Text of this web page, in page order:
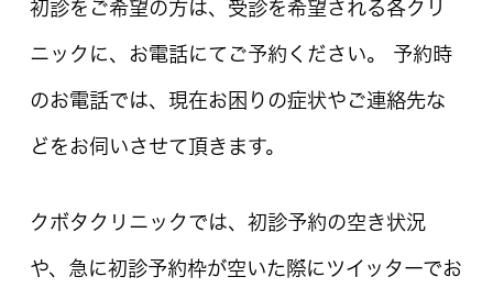
初診をご希望の方は、受診を希望される各クリ
ニックに、お電話にてご予約ください。 予約時
のお電話では、現在お困りの症状やご連絡先な
どをお伺いさせて頂きます。
クボタクリニックでは、初診予約の空き状況
や、急に初診予約枠が空いた際にツイッターでお